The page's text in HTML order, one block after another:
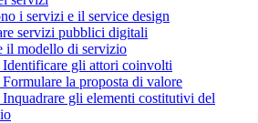
i servizi e il service design
servizi pubblici digitali
il modello di servizio
Identificare gli attori coinvolti
Formulare la proposta di valore
Inquadrare gli elementi costitutivi del